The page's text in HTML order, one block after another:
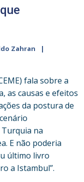
Zahran
fala sobre a
as causas e efeitos
da postura de
na
E não poderia
último livro
a Istambul”.